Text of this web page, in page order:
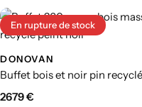
En rupture de stock
DONOVAN
Buffet bois et noir pin
2679€